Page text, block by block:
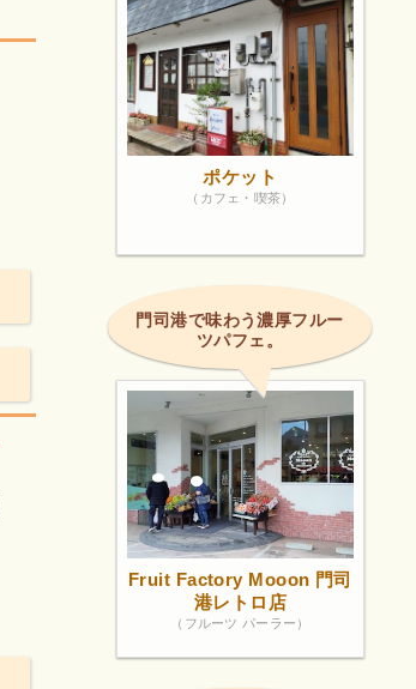
ポケット
（カフェ・喫茶）
門司港で味わう濃厚フルー
ツパフェ。
Fruit Factory Mooon 門司
港レトロ店
（フルーツ パーラー）